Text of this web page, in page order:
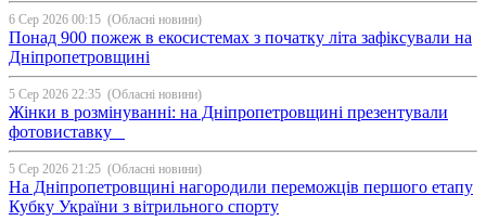
6 Сер 2026 00:15 (Обласні новини)
Понад 900 пожеж в екосистемах з початку літа зафіксували на
Дніпропетровщині
5 Сер 2026 22:35 (Обласні новини)
Жінки в розмінуванні: на Дніпропетровщині презентували
фотовиставку
5 Сер 2026 21:25 (Обласні новини)
На Дніпропетровщині нагородили переможців першого етапу
Кубку України з вітрильного спорту